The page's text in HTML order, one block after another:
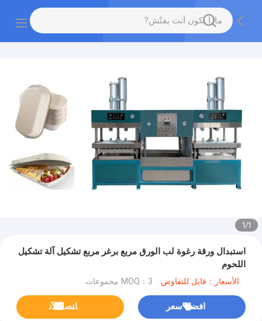
1
/
1
استبدال ورقة رغوة لب الورق مربع برغر مربع تشكيل آلة تشكيل
اللحوم
الأسعار：قابل للتفاوض MOQ：3 مجموعات
افضل سعر ﺎﺘﺼﻟ ﺍﻶﻧ